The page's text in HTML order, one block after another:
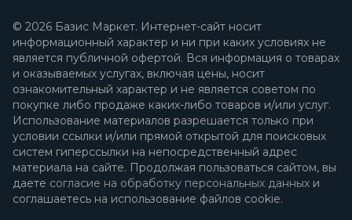
© 2026 Базис Маркет. Интернет-сайт носит
информационный характер и ни при каких условиях не
является публичной офертой. Вся информация о товарах
и оказываемых услугах, включая цены, носит
ознакомительный характер и не является советом по
покупке либо продаже каких-либо товаров и/или услуг.
Использование материалов разрешается только при
условии ссылки и/или прямой открытой для поисковых
систем гиперссылки на непосредственный адрес
материала на сайте. Продолжая пользоваться сайтом, вы
даете согласие на обработку персональных данных и
соглашаетесь на использование файлов cookie.